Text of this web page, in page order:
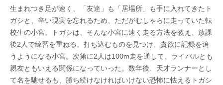
生まれつき足が速く、「友達」も「居場所」も手に入れてきたト
ガシと、辛い現実を忘れるため、ただがむしゃらに走っていた転
校生の小宮。トガシは、そんな小宮に速く走る方法を教え、放課
後2人で練習を重ねる。打ち込むものを見つけ、貪欲に記録を追
うようになる小宮。次第に2人は100m走を通して、ライバルとも
親友ともいえる関係になっていった。数年後、天才ランナーとし
て名を馳せるも、勝ち続けなければいけない恐怖に怯えるトガシ